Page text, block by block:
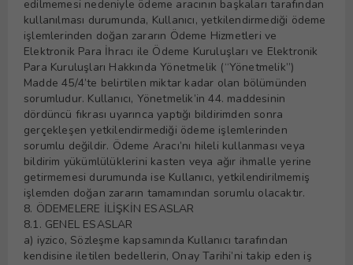
edilmemesi nedeniyle ödeme aracının başkaları tarafından
kullanılması durumunda, Kullanıcı, yetkilendirmediği ödeme
işlemlerinden doğan zararın Ödeme Hizmetleri ve
Elektronik Para İhracı ile Ödeme Kuruluşları ve Elektronik
Para Kuruluşları Hakkında Yönetmelik (“Yönetmelik”)
Madde 45/4’te belirtilen miktar kadar olan bölümünden
sorumludur. Kullanıcı, Yönetmelik’in 44. maddesinin
dördüncü fıkrası uyarınca yaptığı bildirimden sonra
gerçekleşen yetkilendirmediği ödeme işlemlerinden
sorumlu değildir. Ödeme Aracı’nı hileli kullanması veya
bildirim yükümlülüklerini kasten veya ağır ihmalle yerine
getirmemesi durumunda ise Kullanıcı, yetkilendirilmemiş
işlemden doğan zararın tamamından sorumlu olacaktır.
8. ÖDEMELERE İLİŞKİN ESASLAR
8.1. GENEL ESASLAR
a) iyzico, Sözleşme kapsamında Kullanıcı tarafından
kendisine iletilen bedellerin, Onay Tarihi’ni takip eden iş